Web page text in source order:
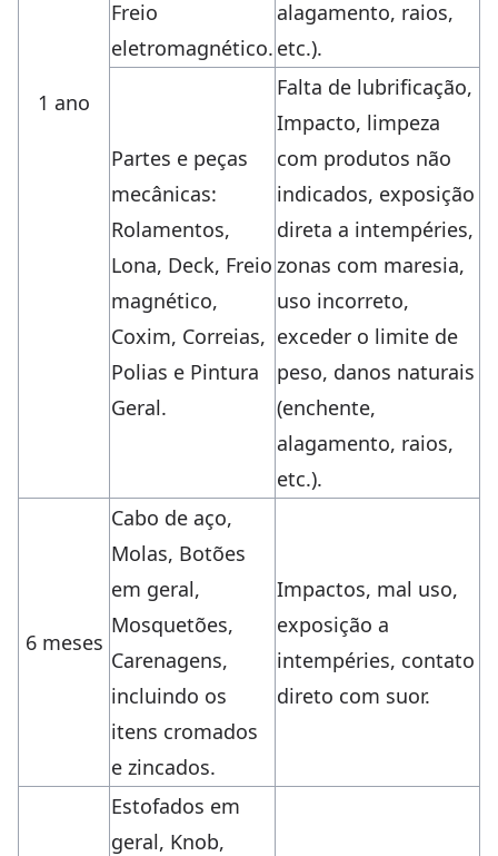
1 ano
Freio
eletromagnético.
alagamento, raios,
etc.).
Partes e peças
mecânicas:
Rolamentos,
Lona, Deck, Freio
magnético,
Coxim, Correias,
Polias e Pintura
Geral.
Falta de lubrificação,
Impacto, limpeza
com produtos não
indicados, exposição
direta a intempéries,
zonas com maresia,
uso incorreto,
exceder o limite de
peso, danos naturais
(enchente,
alagamento, raios,
etc.).
6 meses
Cabo de aço,
Molas, Botões
em geral,
Mosquetões,
Carenagens,
incluindo os
itens cromados
e zincados.
Impactos, mal uso,
exposição a
intempéries, contato
direto com suor.
Estofados em
geral, Knob,